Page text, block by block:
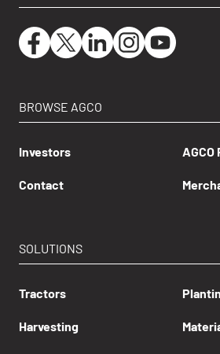
BROWSE AGCO
Investors
Contact
SOLUTIONS
Tractors
Harvesting